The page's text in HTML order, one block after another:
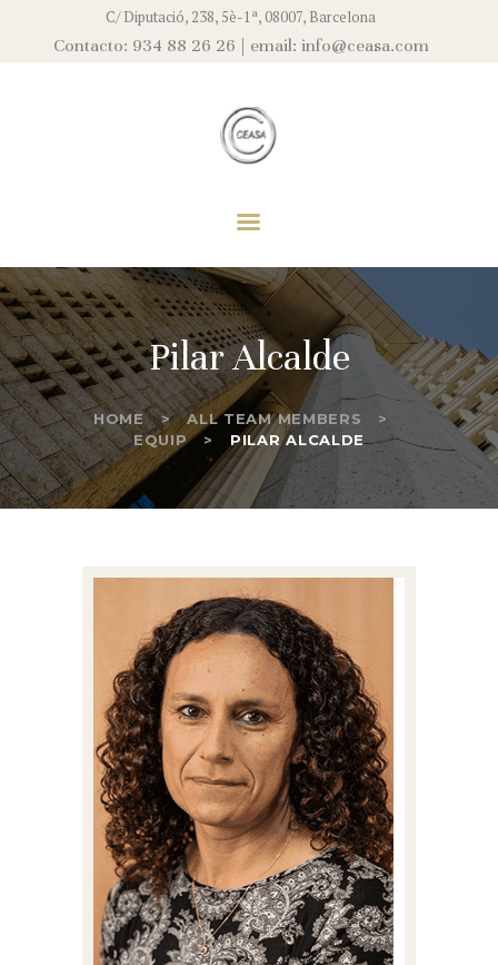
C/ Diputació, 238, 5è-1ª, 08007, Barcelona
Contacto: 934 88 26 26 | email: info@ceasa.com
Pilar Alcalde
HOME
ALL TEAM MEMBERS
EQUIP
PILAR ALCALDE
Asesores Fiscales, S.L
EMPRESA
EQUIP